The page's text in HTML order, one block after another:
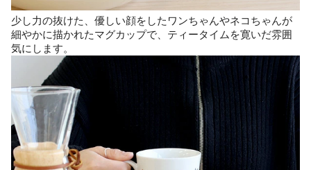
少し力の抜けた、優しい顔をしたワンちゃんやネコちゃんが
細やかに描かれたマグカップで、ティータイムを寛いだ雰囲
気にします。